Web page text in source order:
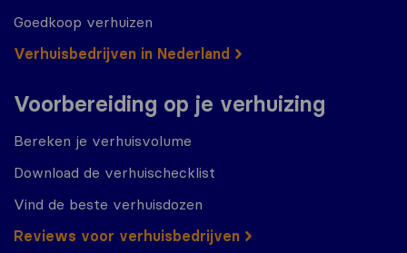
Goedkoop verhuizen
Verhuisbedrijven in Nederland
Voorbereiding op je verhuizing
Bereken je verhuisvolume
Download de verhuischecklist
Vind de beste verhuisdozen
Reviews voor verhuisbedrijven